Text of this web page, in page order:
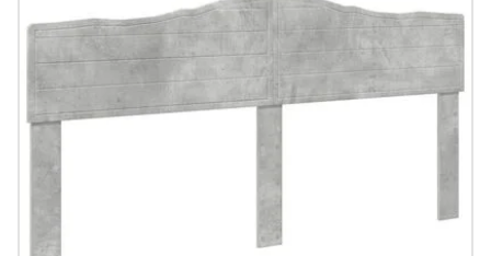
#sharemevidaxl